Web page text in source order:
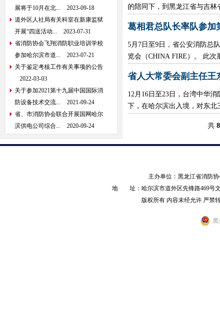
展将于10月在北...
2023-09-18
道外区人社局有关科室在新康监狱
开展“四送活动...
2023-07-31
省消防协会飞翔消防职业培训学校
参加哈尔滨市道...
2023-07-21
关于鉴定考核工作有关事项的公告
2022-03-03
关于参加2021第十九届中国国际消
防设备技术交流...
2021-09-24
省、市消防协会联合开展国网哈尔
滨供电公司综合...
2020-09-24
的陪同下，到黑龙江省与吉
葛相君总队长率队参加
5月7日至9日，省公安消防总
览会（CHINA FIRE）。 此
省人大常委会副主任王
12月16日至23日，台湾中华
下，在哈尔滨出入境，对东
共 8
主办单位：黑龙江省消防
地 址：哈尔滨市道外区先锋路469号
版权所有 内容未经允许 严
黑